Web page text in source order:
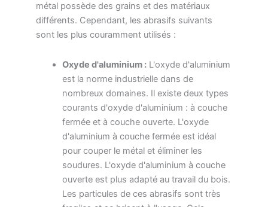
métal possède des grains et des matériaux
différents. Cependant, les abrasifs suivants
sont les plus couramment utilisés :
Oxyde d'aluminium :L'oxyde d'aluminium
est la norme industrielle dans de
nombreux domaines. Il existe deux types
courants d'oxyde d'aluminium : à couche
fermée et à couche ouverte. L'oxyde
d'aluminium à couche fermée est idéal
pour couper le métal et éliminer les
soudures. L'oxyde d'aluminium à couche
ouverte est plus adapté au travail du bois.
Les particules de ces abrasifs sont très